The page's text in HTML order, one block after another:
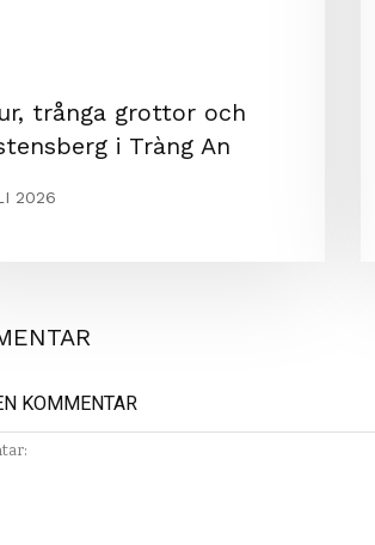
trånga grottor och
i Tràng An
2026
KOMMENTAR